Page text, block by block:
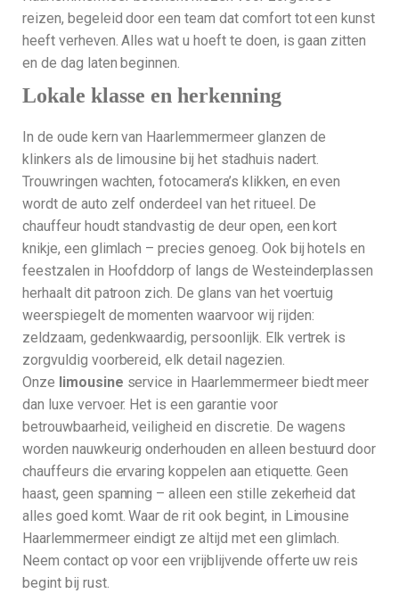
reizen, begeleid door een team dat comfort tot een kunst
heeft verheven. Alles wat u hoeft te doen, is gaan zitten
en de dag laten beginnen.
Lokale klasse en herkenning
In de oude kern van Haarlemmermeer glanzen de
klinkers als de limousine bij het stadhuis nadert.
Trouwringen wachten, fotocamera’s klikken, en even
wordt de auto zelf onderdeel van het ritueel. De
chauffeur houdt standvastig de deur open, een kort
knikje, een glimlach – precies genoeg. Ook bij hotels en
feestzalen in Hoofddorp of langs de Westeinderplassen
herhaalt dit patroon zich. De glans van het voertuig
weerspiegelt de momenten waarvoor wij rijden:
zeldzaam, gedenkwaardig, persoonlijk. Elk vertrek is
zorgvuldig voorbereid, elk detail nagezien.
Onze limousine service in Haarlemmermeer biedt meer
dan luxe vervoer. Het is een garantie voor
betrouwbaarheid, veiligheid en discretie. De wagens
worden nauwkeurig onderhouden en alleen bestuurd door
chauffeurs die ervaring koppelen aan etiquette. Geen
haast, geen spanning – alleen een stille zekerheid dat
alles goed komt. Waar de rit ook begint, in Limousine
Haarlemmermeer eindigt ze altijd met een glimlach.
Neem contact op voor een vrijblijvende offerte uw reis
begint bij rust.